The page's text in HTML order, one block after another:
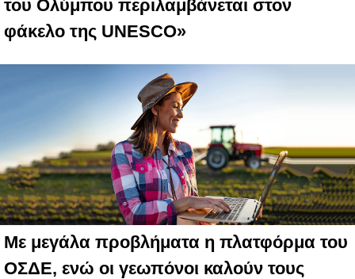
του Ολύμπου περιλαμβάνεται στον
φάκελο της UNESCO»
Με μεγάλα προβλήματα η πλατφόρμα του
ΟΣΔΕ, ενώ οι γεωπόνοι καλούν τους